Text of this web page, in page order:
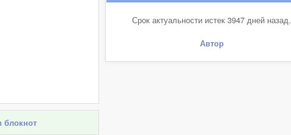
блокнот
Срок актуальности истек 3947 дней назад.
Автор